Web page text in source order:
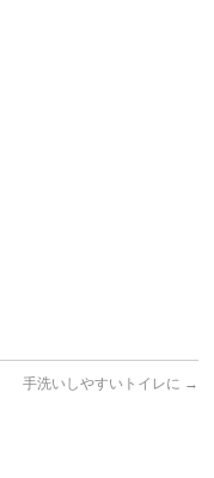
手洗いしやすいトイレに →